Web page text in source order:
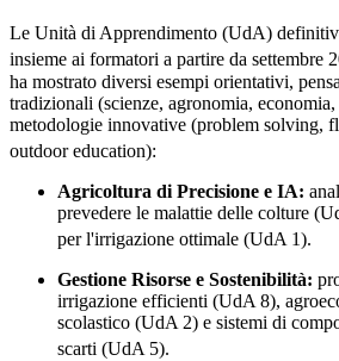
Le Unità di Apprendimento (UdA)
insieme ai formatori a partire da settembre
ha mostrato diversi esempi orientativi,
tradizionali (scienze, agronomia,
metodologie innovative (problem solving,
outdoor education):
Agricoltura di Precisione e IA:
prevedere le malattie delle colture
per l'irrigazione ottimale (UdA 1).
Gestione Risorse e Sostenibilità:
irrigazione efficienti (UdA 8),
scolastico (UdA 2) e sistemi di
scarti (UdA 5).